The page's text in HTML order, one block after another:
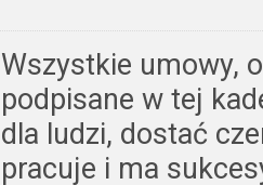
Wszystkie umowy,
podpisane w tej
dla ludzi, dostać
pracuje i ma